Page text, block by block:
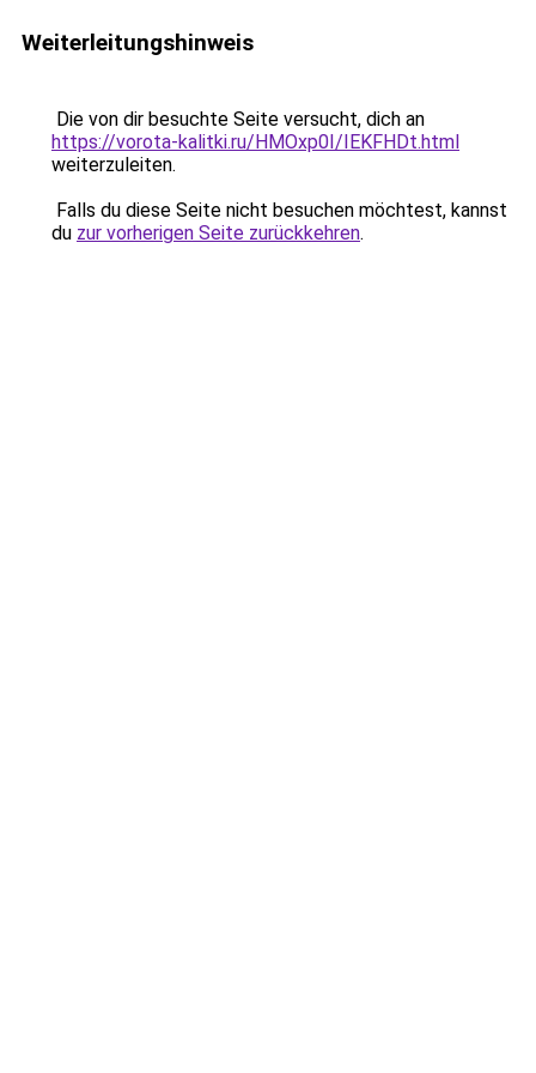
Weiterleitungshinweis
Die von dir besuchte Seite versucht, dich an
https://vorota-kalitki.ru/HMOxp0I/IEKFHDt.html
weiterzuleiten.
Falls du diese Seite nicht besuchen möchtest, kannst
du zur vorherigen Seite zurückkehren.